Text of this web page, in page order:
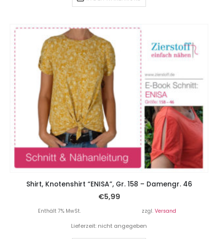
Shirt, Knotenshirt “ENISA”, Gr. 158 – Damengr. 46
€5,99
Enthält 7% MwSt. zzgl. Versand
Lieferzeit: nicht angegeben